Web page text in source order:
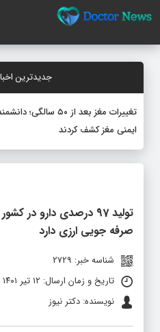
جدیدترین
تغییرات مغز بعد از
ایمنی مغز کشف کردند
تولید 97 درصدی دارو در
صرفه‌ جویی ارزی دارد
شناسه خبر: 2729
تاریخ و زمان ارسال: ۱۲ تیر ۱۴۰۱ ساعت ۰۶:۳۶
نویسنده: دکتر نیوز